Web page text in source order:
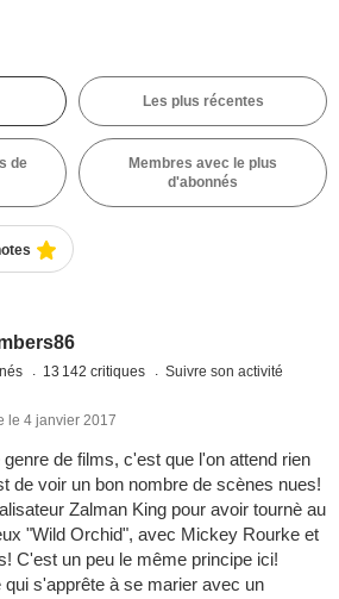
Les plus récentes
de
Membres avec le plus
d'abonnés
13 142 critiques Suivre son activité
le 4 janvier 2017
de films, c'est que l'on attend rien
de voir un bon nombre de scènes nues!
Zalman King pour avoir tournè au
"Wild Orchid", avec Mickey Rourke et
C'est un peu le même principe ici!
s'apprête à se marier avec un